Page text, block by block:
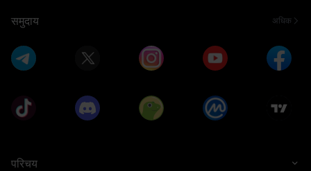
समुदाय अधिक
परिचय